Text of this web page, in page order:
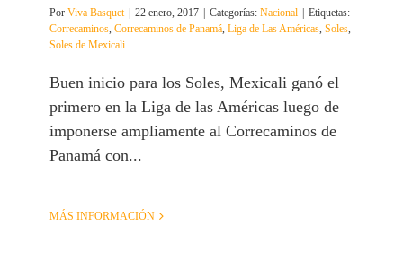
Por Viva Basquet 22 enero, 2017 Categorías: Nacional
Etiquetas:
Correcaminos, Correcaminos de Panamá, Liga de Las Américas, Soles,
Soles de Mexicali
Buen inicio para los Soles, Mexicali ganó el
primero en la Liga de las Américas luego de
imponerse ampliamente al Correcaminos de
Panamá con...
MÁS INFORMACIÓN